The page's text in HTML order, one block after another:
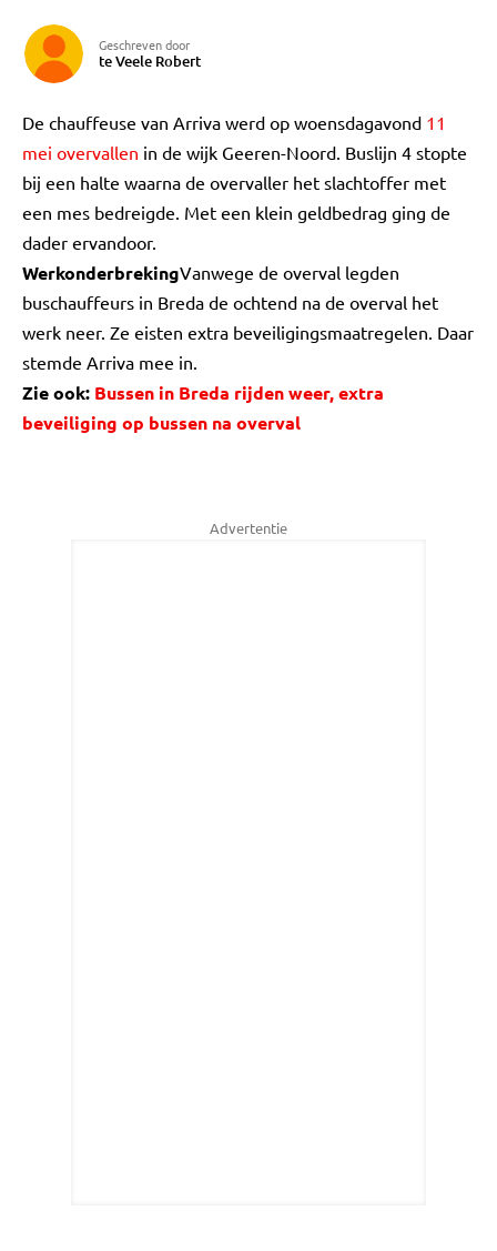
Geschreven door
te Veele Robert
De chauffeuse van Arriva werd op woensdagavond 11
mei overvallen in de wijk Geeren-Noord. Buslijn 4 stopte
bij een halte waarna de overvaller het slachtoffer met
een mes bedreigde. Met een klein geldbedrag ging de
dader ervandoor.
WerkonderbrekingVanwege de overval legden
buschauffeurs in Breda de ochtend na de overval het
werk neer. Ze eisten extra beveiligingsmaatregelen. Daar
stemde Arriva mee in.
Zie ook: Bussen in Breda rijden weer, extra
beveiliging op bussen na overval
Advertentie